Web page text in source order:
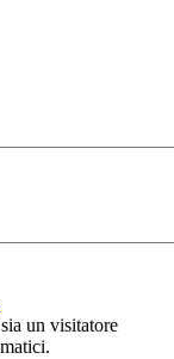
un visitatore